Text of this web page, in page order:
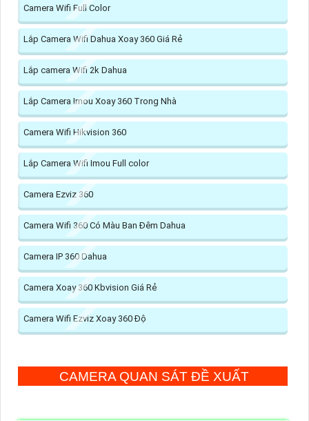
Camera Wifi Full Color
Lắp Camera Wifi Dahua Xoay 360 Giá Rẻ
Lắp camera Wifi 2k Dahua
Lắp Camera Imou Xoay 360 Trong Nhà
Camera Wifi Hikvision 360
Lắp Camera Wifi Imou Full color
Camera Ezviz 360
Camera Wifi 360 Có Màu Ban Đêm Dahua
Camera IP 360 Dahua
Camera Xoay 360 Kbvision Giá Rẻ
Camera Wifi Ezviz Xoay 360 Độ
CAMERA QUAN SÁT ĐỀ XUẤT